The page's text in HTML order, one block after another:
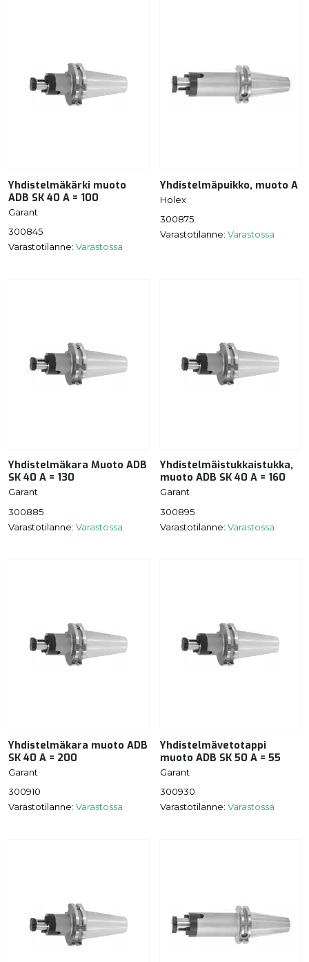
Yhdistelmäkärki muoto
ADB SK 40 A = 100
Garant
300845
Varastotilanne: Varastossa
Yhdistelmäpuikko, muoto A
Holex
300875
Varastotilanne: Varastossa
Yhdistelmäkara Muoto ADB
SK 40 A = 130
Garant
300885
Varastotilanne: Varastossa
Yhdistelmäistukkaistukka,
muoto ADB SK 40 A = 160
Garant
300895
Varastotilanne: Varastossa
Yhdistelmäkara muoto ADB
SK 40 A = 200
Garant
300910
Varastotilanne: Varastossa
Yhdistelmävetotappi
muoto ADB SK 50 A = 55
Garant
300930
Varastotilanne: Varastossa